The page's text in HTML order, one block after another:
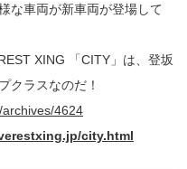
な車両が新車両が登場して
XING 「CITY」は、登坂
クラスなのだ！
4624
city.html